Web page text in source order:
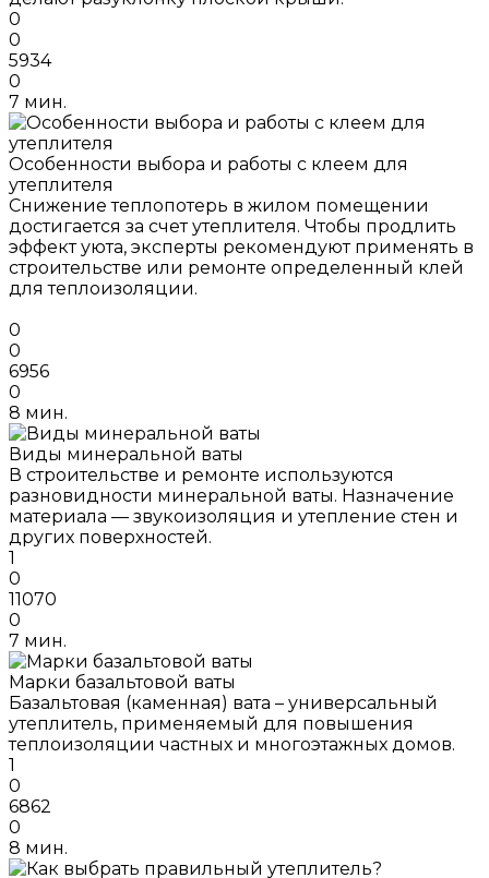
0
0
5934
0
7 мин.
Особенности выбора и работы с клеем для
утеплителя
Снижение теплопотерь в жилом помещении
достигается за счет утеплителя. Чтобы продлить
эффект уюта, эксперты рекомендуют применять в
строительстве или ремонте определенный клей
для теплоизоляции.
0
0
6956
0
8 мин.
Виды минеральной ваты
В строительстве и ремонте используются
разновидности минеральной ваты. Назначение
материала — звукоизоляция и утепление стен и
других поверхностей.
1
0
11070
0
7 мин.
Марки базальтовой ваты
Базальтовая (каменная) вата – универсальный
утеплитель, применяемый для повышения
теплоизоляции частных и многоэтажных домов.
1
0
6862
0
8 мин.